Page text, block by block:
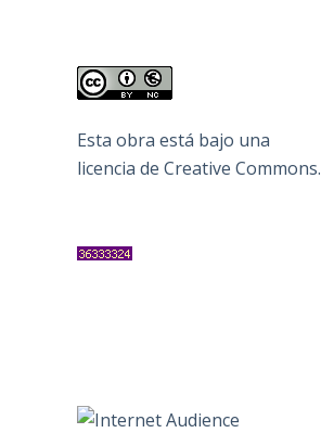
Esta obra está bajo una
licencia de Creative Commons.